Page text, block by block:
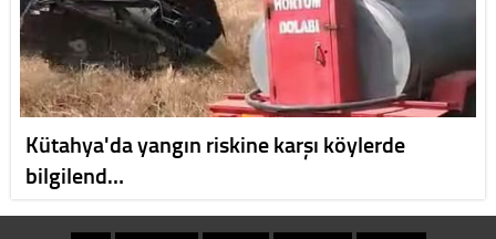
Kütahya'da yangın riskine karşı köylerde
bilgilend…